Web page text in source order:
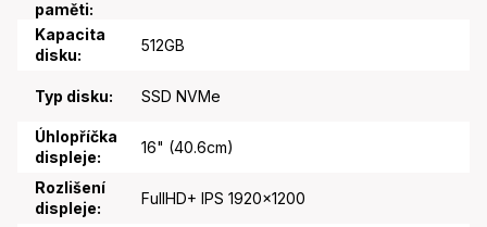
paměti:
Kapacita
disku:
512GB
Typ disku: SSD NVMe
Úhlopříčka
displeje:
16" (40.6cm)
Rozlišení
displeje:
FullHD+ IPS 1920x1200